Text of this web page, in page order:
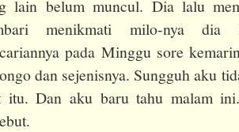
lain belum muncul. Dia lalu
menikmati milo-nya dia
pada Minggu sore
dan sejenisnya. Sungguh aku
itu. Dan aku baru tahu malam